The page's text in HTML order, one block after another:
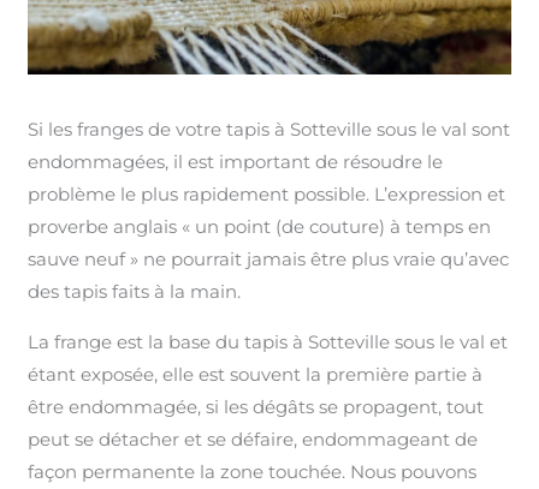
Si les franges de votre tapis à Sotteville sous le val sont
endommagées, il est important de résoudre le
problème le plus rapidement possible. L’expression et
proverbe anglais « un point (de couture) à temps en
sauve neuf » ne pourrait jamais être plus vraie qu’avec
des tapis faits à la main.
La frange est la base du tapis à Sotteville sous le val et
étant exposée, elle est souvent la première partie à
être endommagée, si les dégâts se propagent, tout
peut se détacher et se défaire, endommageant de
façon permanente la zone touchée. Nous pouvons